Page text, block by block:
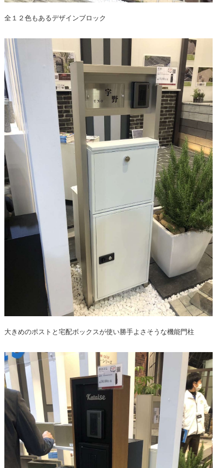
全１２色もあるデザインブロック
大きめのポストと宅配ボックスが使い勝手よさそうな機能門柱